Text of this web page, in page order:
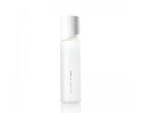
来AHA(*2)が古い角質をやわらかく
イックフィット成分(*3)がほぐれた
CICA(*4)のほか、高浸透ビタミン
C(*5)や高浸透セラミド(*6)配合で肌
の水分量アップ。洗顔後の肌に使う